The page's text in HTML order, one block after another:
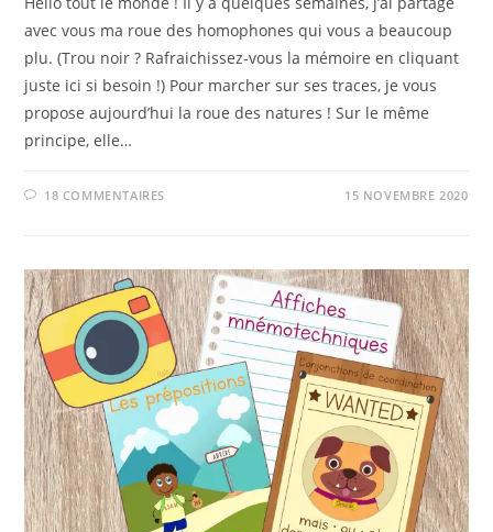
avec vous ma roue des homophones qui vous a beaucoup
plu. (Trou noir ? Rafraichissez-vous la mémoire en cliquant
juste ici si besoin !) Pour marcher sur ses traces, je vous
propose aujourd’hui la roue des natures ! Sur le même
principe, elle…
18 COMMENTAIRES 15 NOVEMBRE 2020